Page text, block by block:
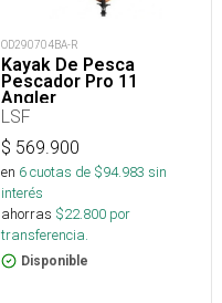
OD290704BA-R
Kayak De Pesca
Pescador Pro 11
Angler
LSF
$ 569.900
en 6cuotas de $94.983 sin
interés
ahorras $22.800 por
transferencia.
Disponible